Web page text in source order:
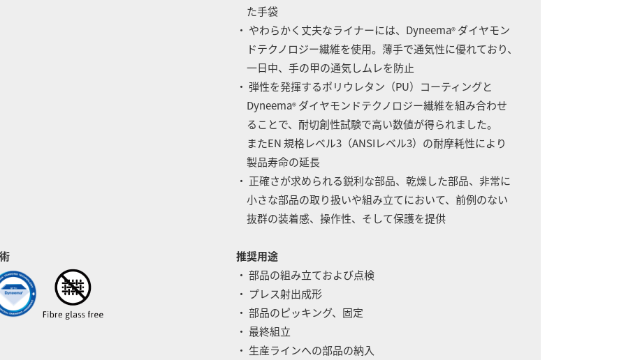
た手袋
・ やわらかく丈夫なライナーには、Dyneema® ダイヤモン
ドテクノロジー繊維を使用。薄手で通気性に優れており、
一日中、手の甲の通気しムレを防止
・ 弾性を発揮するポリウレタン（PU）コーティングと
Dyneema® ダイヤモンドテクノロジー繊維を組み合わせ
ることで、耐切創性試験で高い数値が得られました。
またEN 規格レベル3（ANSIレベル3）の耐摩耗性により
製品寿命の延長
・ 正確さが求められる鋭利な部品、乾燥した部品、非常に
小さな部品の取り扱いや組み立てにおいて、前例のない
抜群の装着感、操作性、そして保護を提供
推奨用途
・ 部品の組み立ておよび点検
・ プレス射出成形
・ 部品のピッキング、固定
・ 最終組立
・ 生産ラインへの部品の納入